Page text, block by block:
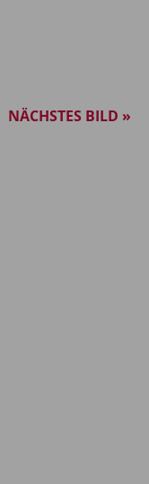
NÄCHSTES BILD »